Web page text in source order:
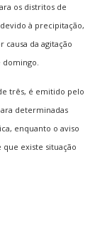
os distritos de
à precipitação,
da agitação
três, é emitido pelo
determinadas
enquanto o aviso
existe situação